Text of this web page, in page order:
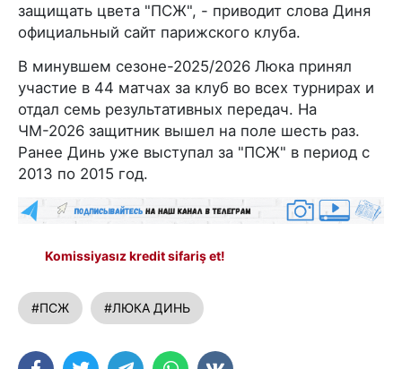
защищать цвета "ПСЖ", - приводит слова Диня
официальный сайт парижского клуба.
В минувшем сезоне-2025/2026 Люка принял
участие в 44 матчах за клуб во всех турнирах и
отдал семь результативных передач. На
ЧМ-2026 защитник вышел на поле шесть раз.
Ранее Динь уже выступал за "ПСЖ" в период с
2013 по 2015 год.
Komissiyasız kredit sifariş et!
#ПСЖ #ЛЮКА ДИНЬ